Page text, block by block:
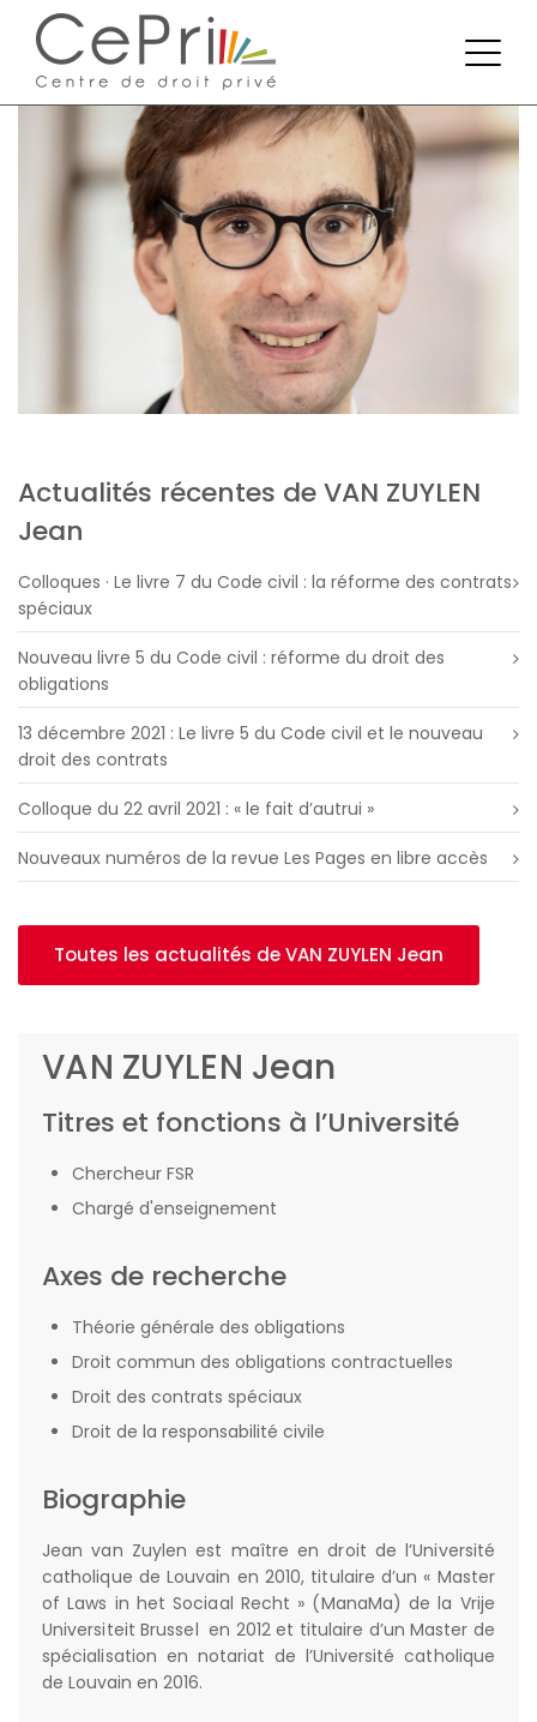
Actualités récentes de VAN ZUYLEN
Jean
Colloques · Le livre 7 du Code civil : la réforme des contrats
spéciaux
Nouveau livre 5 du Code civil : réforme du droit des
obligations
13 décembre 2021 : Le livre 5 du Code civil et le nouveau
droit des contrats
Colloque du 22 avril 2021 : « le fait d’autrui »
Nouveaux numéros de la revue Les Pages en libre accès
Toutes les actualités de VAN ZUYLEN Jean
VAN ZUYLEN Jean
Titres et fonctions à l’Université
Chercheur FSR
Chargé d'enseignement
Axes de recherche
Théorie générale des obligations
Droit commun des obligations contractuelles
Droit des contrats spéciaux
Droit de la responsabilité civile
Biographie
Jean van Zuylen est maître en droit de l’Université
catholique de Louvain en 2010, titulaire d’un « Master
of Laws in het Sociaal Recht » (ManaMa) de la Vrije
Universiteit Brussel en 2012 et titulaire d’un Master de
spécialisation en notariat de l’Université catholique
de Louvain en 2016.